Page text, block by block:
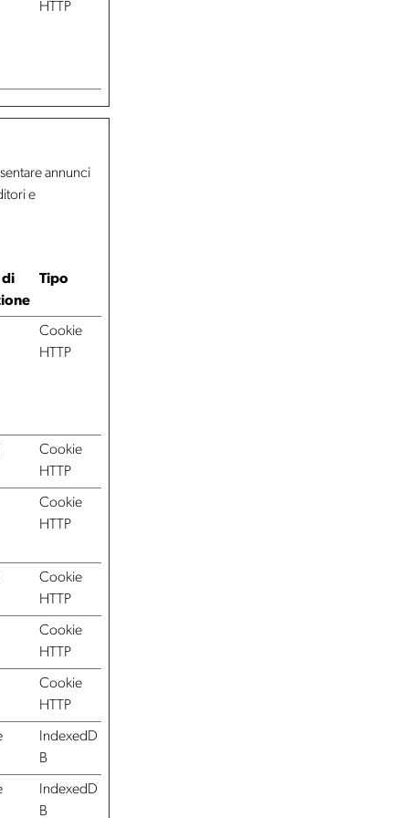
HTTP
annunci
e
di
Tipo
Cookie
HTTP
Cookie
HTTP
Cookie
HTTP
Cookie
HTTP
Cookie
HTTP
Cookie
HTTP
IndexedD
B
IndexedD
B